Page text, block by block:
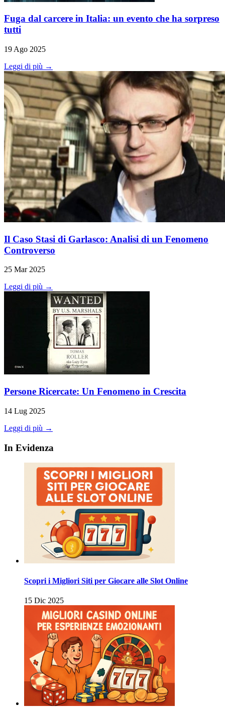
Fuga dal carcere in Italia: un evento che ha sorpreso
tutti
19 Ago 2025
Leggi di più →
Il Caso Stasi di Garlasco: Analisi di un Fenomeno
Controverso
25 Mar 2025
Leggi di più →
Persone Ricercate: Un Fenomeno in Crescita
14 Lug 2025
Leggi di più →
In Evidenza
Scopri i Migliori Siti per Giocare alle Slot Online
15 Dic 2025